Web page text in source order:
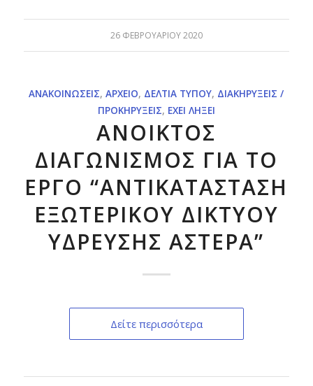
26 ΦΕΒΡΟΥΑΡΊΟΥ 2020
ΑΝΑΚΟΙΝΏΣΕΙΣ,ΑΡΧΕΊΟ, ΔΕΛΤΊΑ ΤΎΠΟΥ, ΔΙΑΚΗΡΎΞΕΙΣ /
ΠΡΟΚΗΡΎΞΕΙΣ, ΈΧΕΙ ΛΉΞΕΙ
ΑΝΟΙΚΤΟΣ
ΔΙΑΓΩΝΙΣΜΟΣ ΓΙΑ ΤΟ
ΕΡΓΟ “ΑΝΤΙΚΑΤΑΣΤΑΣΗ
ΕΞΩΤΕΡΙΚΟΥ ΔΙΚΤΥΟΥ
ΥΔΡΕΥΣΗΣ ΑΣΤΕΡΑ”
Δείτε περισσότερα